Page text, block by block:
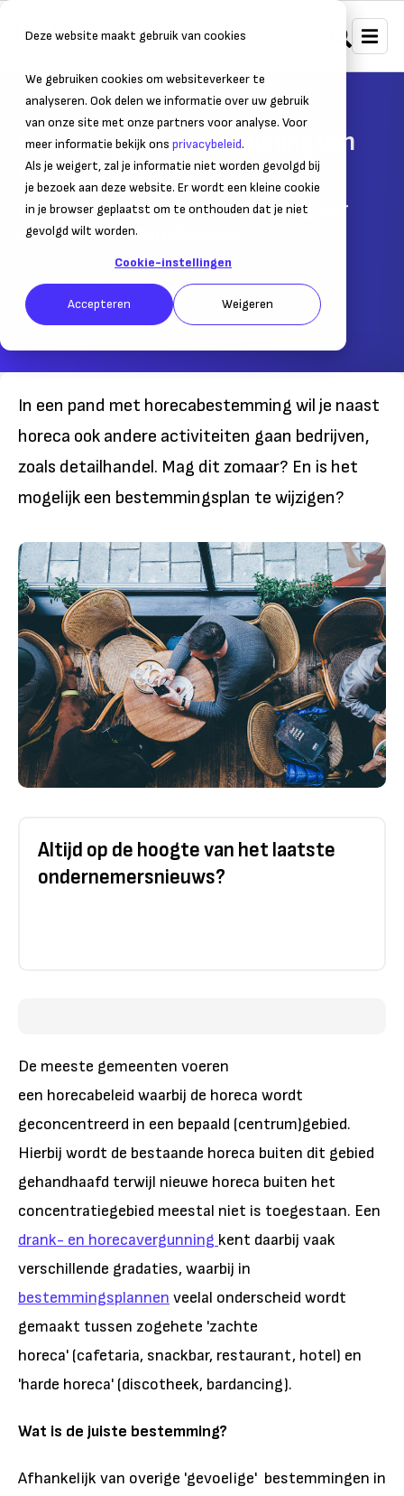
Deze website maakt gebruik van cookies
We gebruiken cookies om websiteverkeer te
analyseren. Ook delen we informatie over uw gebruik
van onze site met onze partners voor analyse. Voor
meer informatie bekijk ons privacybeleid.
Als je weigert, zal je informatie niet worden gevolgd bij
je bezoek aan deze website. Er wordt een kleine cookie
in je browser geplaatst om te onthouden dat je niet
gevolgd wilt worden.
Cookie-instellingen
Accepteren Weigeren
Home Bedrijfsvoering Kantoorruimte
Hoe wijzig ik de bestemming van
een horeca pand?
Kan ik een pand met horecabestemming voor
andere activiteiten gebruiken?
26 juni 2013– Leestijd:1min.
Laatst bijgewerkt:
26 juni 2013
In een pand met horecabestemming wil je naast
horeca ook andere activiteiten gaan bedrijven,
zoals detailhandel. Mag dit zomaar? En is het
mogelijk een bestemmingsplan te wijzigen?
Altijd op de hoogte van het laatste
ondernemersnieuws?
De meeste gemeenten voeren
een horecabeleid waarbij de horeca wordt
geconcentreerd in een bepaald (centrum)gebied.
Hierbij wordt de bestaande horeca buiten dit gebied
gehandhaafd terwijl nieuwe horeca buiten het
concentratiegebied meestal niet is toegestaan. Een
drank- en horecavergunning kent daarbij vaak
verschillende gradaties, waarbij in
bestemmingsplannen veelal onderscheid wordt
gemaakt tussen zogehete 'zachte
horeca' (cafetaria, snackbar, restaurant, hotel) en
'harde horeca' (discotheek, bardancing).
Wat is de juiste bestemming?
Afhankelijk van overige 'gevoelige' bestemmingen in